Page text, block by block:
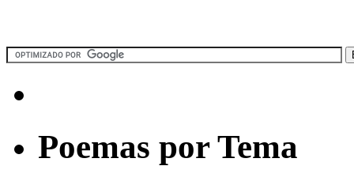
Poemas por Tema